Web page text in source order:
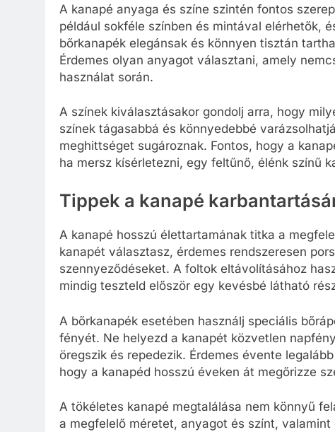
A kanapé anyaga és színe szintén fontos
például sokféle színben és mintával elérhetők,
bőrkanapék elegánsak és könnyen tisztán
Érdemes olyan anyagot választani, amely
használat során.
A színek kiválasztásakor gondolj arra, hogy
színek tágasabbá és könnyedebbé
meghittséget sugároznak. Fontos, hogy a
ha mersz kísérletezni, egy feltűnő, élénk színű
Tippek a kanapé
A kanapé hosszú élettartamának titka a
kanapét választasz, érdemes rendszeresen
szennyeződéseket. A foltok eltávolításához
mindig teszteld először egy kevésbé látható
A bőrkanapék esetében használj speciális
fényét. Ne helyezd a kanapét közvetlen
öregszik és repedezik. Érdemes évente
hogy a kanapéd hosszú éveken át megőrizze
A tökéletes kanapé megtalálása nem könnyű
a megfelelő méretet, anyagot és színt,